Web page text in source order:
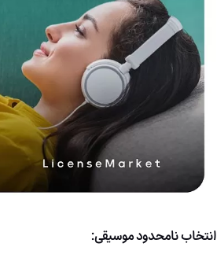
انتخاب نامحدود موسیقی: